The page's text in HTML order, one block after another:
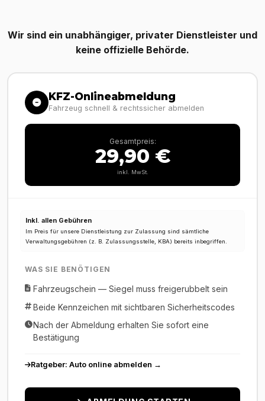
Wir sind ein unabhängiger, privater Dienstleister und
keine offizielle Behörde.
KFZ-Onlineabmeldung
Fahrzeug schnell & rechtssicher abmelden
Gesamtpreis:
29,90 €
inkl. MwSt.
Inkl. allen Gebühren
Im Preis für unsere Dienstleistung zur Zulassung sind sämtliche
Verwaltungsgebühren (z. B. Zulassungsstelle, KBA) bereits inbegriffen.
WAS SIE BENÖTIGEN
Fahrzeugschein — Siegel muss freigerubbelt sein
Beide Kennzeichen mit sichtbaren Sicherheitscodes
Nach der Abmeldung erhalten Sie sofort eine
Bestätigung
Ratgeber: Auto online abmelden →